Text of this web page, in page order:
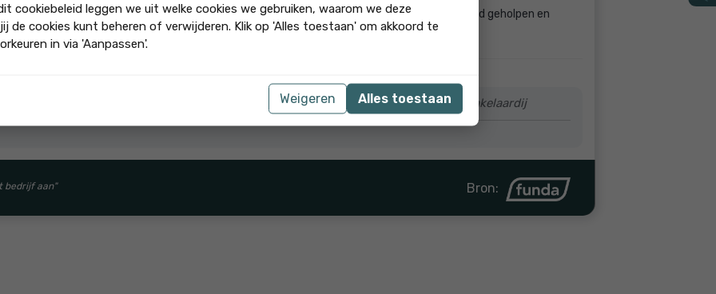
van Gabriëlle Makelaardij. Ze heeft ons in alle opzichten altijd vriendelijk en goed geholpen en
review! Hartelijk dank en we houden contact in de toekomst! Team Gabriëlle Makelaardij
bedrijf aan" Bron:
cookiebeleid leggen we uit welke cookies we gebruiken, waarom we deze
de cookies kunt beheren of verwijderen. Klik op 'Alles toestaan' om akkoord te
in via 'Aanpassen'.
Weigeren Alles toestaan